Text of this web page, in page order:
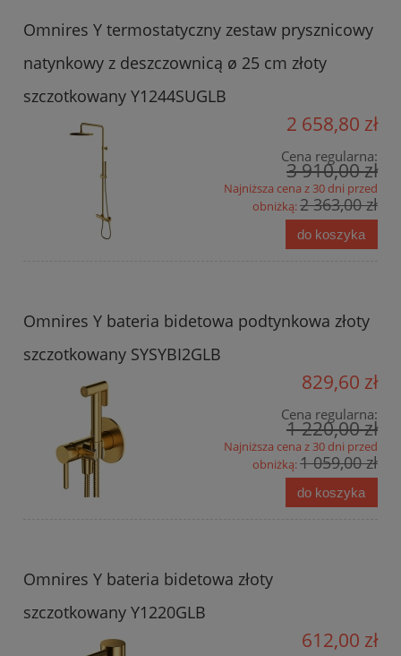
Omnires Y termostatyczny zestaw prysznicowy
natynkowy z deszczownicą ø 25 cm złoty
szczotkowany Y1244SUGLB
2 658,80 zł
Cena regularna:
3 910,00 zł
Najniższa cena z 30 dni przed
obniżką:2 363,00 zł
do koszyka
Omnires Y bateria bidetowa podtynkowa złoty
szczotkowany SYSYBI2GLB
829,60 zł
Cena regularna:
1 220,00 zł
Najniższa cena z 30 dni przed
obniżką:1 059,00 zł
do koszyka
Omnires Y bateria bidetowa złoty
szczotkowany Y1220GLB
612,00 zł